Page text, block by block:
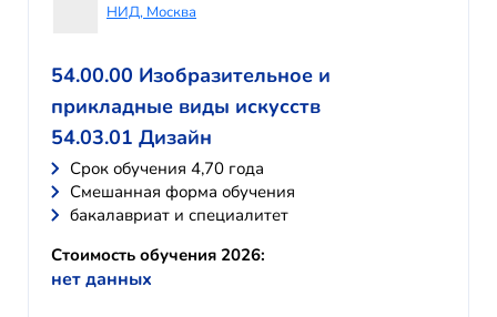
НИД, Москва
54.00.00 Изобразительное и
прикладные виды искусств
54.03.01 Дизайн
Cрок обучения 4,70 года
Смешанная форма обучения
бакалавриат и специалитет
Стоимость обучения 2026:
нет данных